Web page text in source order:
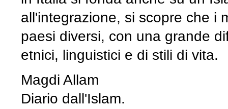
all'integrazione, si scopre che i
paesi diversi, con una grande
etnici, linguistici e di stili di vita.
Magdi Allam
Diario dall'Islam.